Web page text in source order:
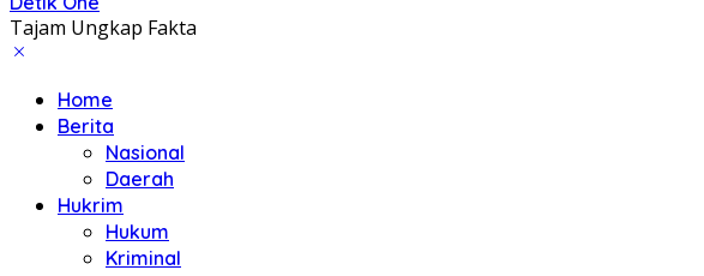
Tajam Ungkap Fakta
Home
Berita
Nasional
Daerah
Hukrim
Hukum
Kriminal